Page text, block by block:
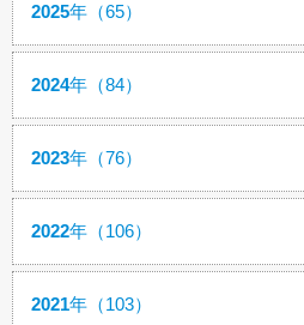
2025年（65）
2024年（84）
2023年（76）
2022年（106）
2021年（103）